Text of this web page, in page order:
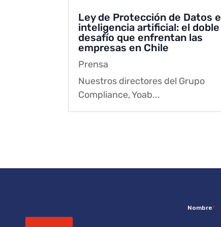
Ley de Protección de Datos e
inteligencia artificial: el doble
desafío que enfrentan las
empresas en Chile
Prensa
Nuestros directores del Grupo
Compliance, Yoab...